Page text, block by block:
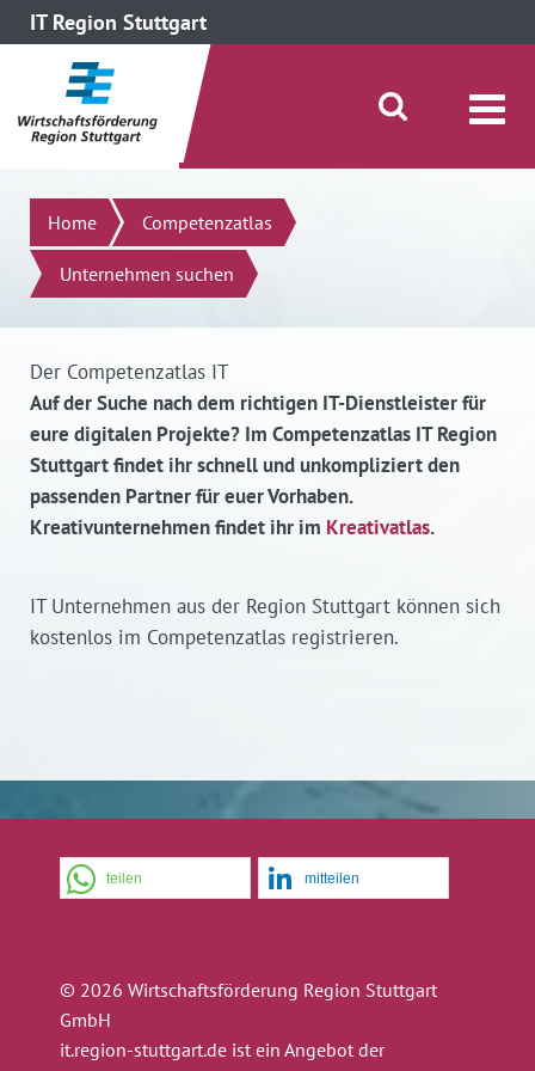
IT Region Stuttgart
direkt zum Inhalt dieser Seite
direkt zum Menü springen
Suche öffnen/schließen
Suchen
Home Competenzatlas
Unternehmen suchen
Der Competenzatlas IT
Auf der Suche nach dem richtigen IT-Dienstleister für
eure digitalen Projekte? Im Competenzatlas IT Region
Stuttgart findet ihr schnell und unkompliziert den
passenden Partner für euer Vorhaben.
Kreativunternehmen findet ihr im Kreativatlas.
IT Unternehmen aus der Region Stuttgart können sich
kostenlos im Competenzatlas registrieren.
teilen mitteilen
© 2026 Wirtschaftsförderung Region Stuttgart
GmbH
it.region-stuttgart.de ist ein Angebot der